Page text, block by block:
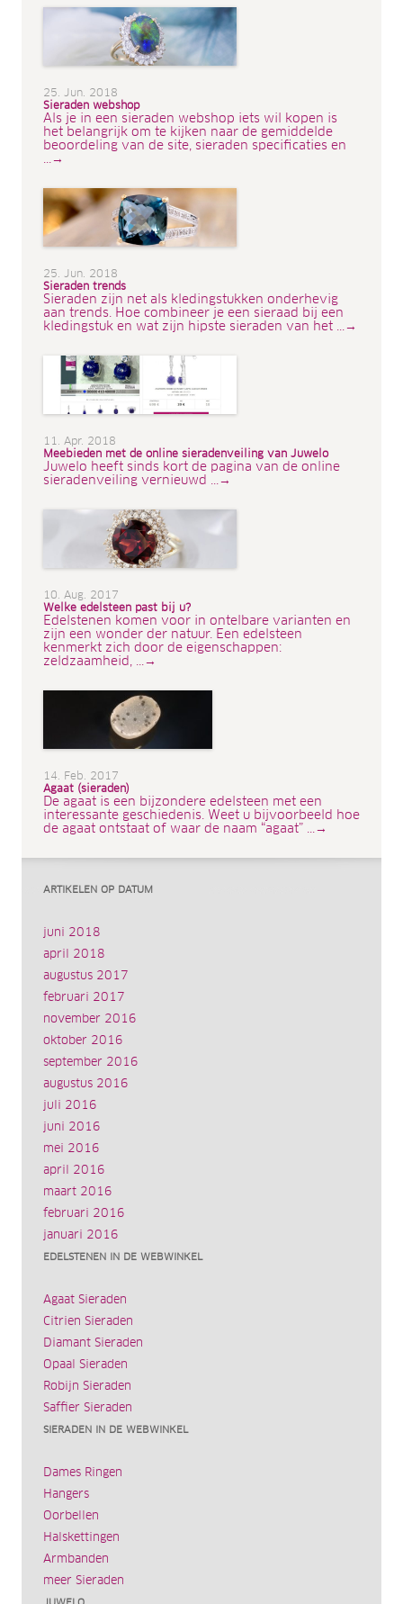
25. Jun. 2018
Sieraden webshop
Als je in een sieraden webshop iets wil kopen is
het belangrijk om te kijken naar de gemiddelde
beoordeling van de site, sieraden specificaties en
...→
25. Jun. 2018
Sieraden trends
Sieraden zijn net als kledingstukken onderhevig
aan trends. Hoe combineer je een sieraad bij een
kledingstuk en wat zijn hipste sieraden van het ...→
11. Apr. 2018
Meebieden met de online sieradenveiling van Juwelo
Juwelo heeft sinds kort de pagina van de online
sieradenveiling vernieuwd ...→
10. Aug. 2017
Welke edelsteen past bij u?
Edelstenen komen voor in ontelbare varianten en
zijn een wonder der natuur. Een edelsteen
kenmerkt zich door de eigenschappen:
zeldzaamheid, ...→
14. Feb. 2017
Agaat (sieraden)
De agaat is een bijzondere edelsteen met een
interessante geschiedenis. Weet u bijvoorbeeld hoe
de agaat ontstaat of waar de naam “agaat” ...→
ARTIKELEN OP DATUM
juni 2018
april 2018
augustus 2017
februari 2017
november 2016
oktober 2016
september 2016
augustus 2016
juli 2016
juni 2016
mei 2016
april 2016
maart 2016
februari 2016
januari 2016
EDELSTENEN IN DE WEBWINKEL
Agaat Sieraden
Citrien Sieraden
Diamant Sieraden
Opaal Sieraden
Robijn Sieraden
Saffier Sieraden
SIERADEN IN DE WEBWINKEL
Dames Ringen
Hangers
Oorbellen
Halskettingen
Armbanden
meer Sieraden